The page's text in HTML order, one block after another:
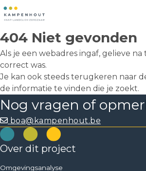
404 Niet gevonden
Als je een webadres ingaf, gelieve
correct was.
Je kan ook steeds terugkeren naar
de informatie te vinden die je zoekt.
Nog vragen of
boa@kampenhout.be
Over dit project
Omgevingsanalyse